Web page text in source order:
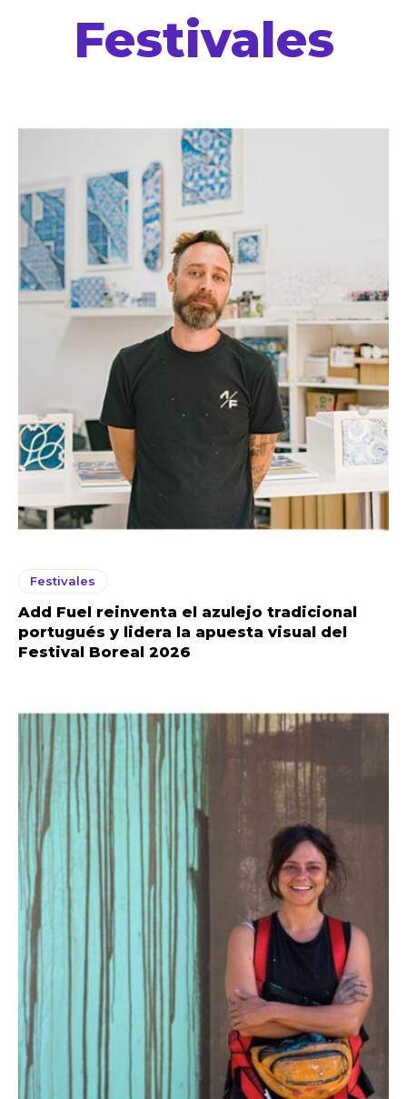
Festivales
Festivales
Add Fuel reinventa el azulejo tradicional
portugués y lidera la apuesta visual del
Festival Boreal 2026